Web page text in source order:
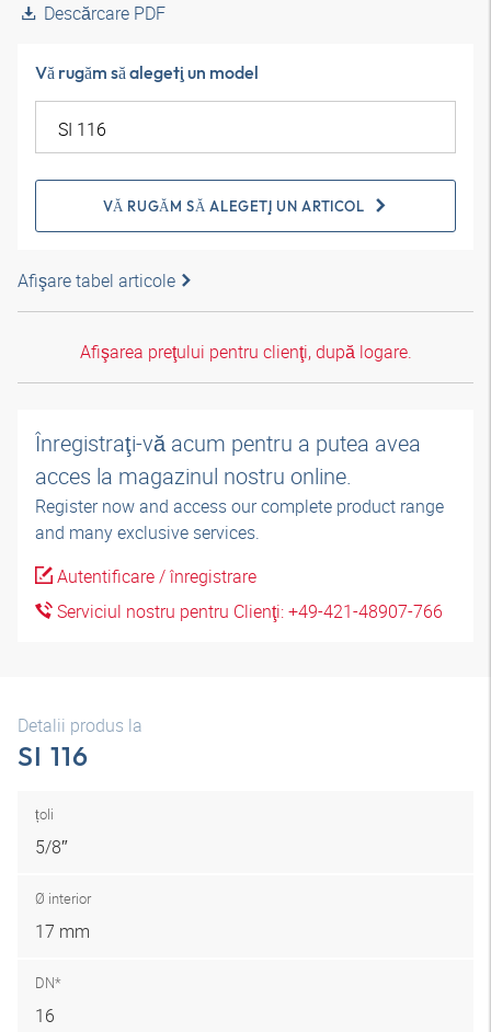
Descărcare PDF
Vă rugăm să alegeţi un model
VĂ RUGĂM SĂ ALEGEŢI UN ARTICOL
Afişare tabel articole
Afişarea preţului pentru clienţi, după logare.
Înregistraţi-vă acum pentru a putea avea
acces la magazinul nostru online.
Register now and access our complete product range
and many exclusive services.
Autentificare / înregistrare
Serviciul nostru pentru Clienţi: +49-421-48907-766
Detalii produs la
SI 116
țoli
5/8″
Ø interior
17 mm
DN*
16